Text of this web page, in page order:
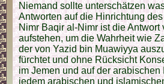
Niemand sollte unterschätzen
Antworten auf die Hinrichtung
Nimr Baqir al-Nimr ist die
aufstehen, um die Wahrheit wie
der von Yazid bin Muawiyya
fürchtet und ohne Rücksicht
im Jemen und auf der
jedem arabischen und